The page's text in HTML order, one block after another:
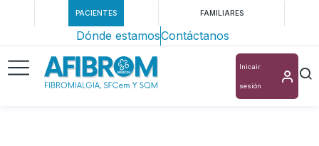
PACIENTES FAMILIARES
Dónde estamosContáctanos
Inicair
sesión